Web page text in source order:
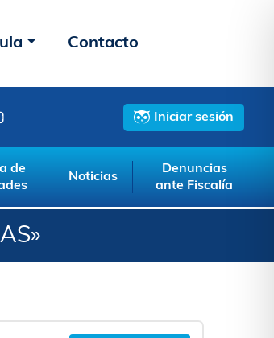
Contacto
Iniciar sesión
de
Noticias
Denuncias
ante Fiscalía